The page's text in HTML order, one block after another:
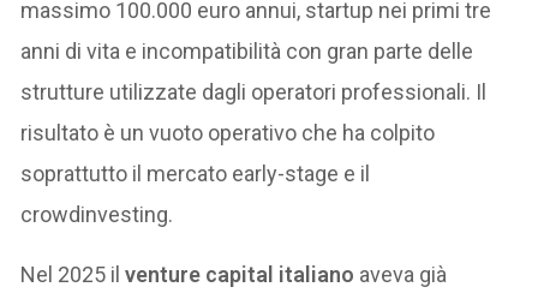
massimo 100.000 euro annui, startup nei primi tre
anni di vita e incompatibilità con gran parte delle
strutture utilizzate dagli operatori professionali. Il
risultato è un vuoto operativo che ha colpito
soprattutto il mercato early-stage e il
crowdinvesting.
Nel 2025 ilventure capital italiano aveva già